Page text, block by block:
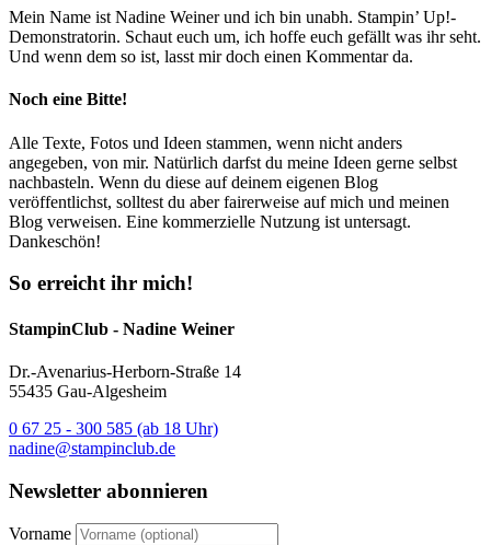
Mein Name ist Nadine Weiner und ich bin unabh. Stampin’ Up!-
Demonstratorin. Schaut euch um, ich hoffe euch gefällt was ihr seht.
Und wenn dem so ist, lasst mir doch einen Kommentar da.
Noch eine Bitte!
Alle Texte, Fotos und Ideen stammen, wenn nicht anders
angegeben, von mir. Natürlich darfst du meine Ideen gerne selbst
nachbasteln. Wenn du diese auf deinem eigenen Blog
veröffentlichst, solltest du aber fairerweise auf mich und meinen
Blog verweisen. Eine kommerzielle Nutzung ist untersagt.
Dankeschön!
So erreicht ihr mich!
StampinClub - Nadine Weiner
Dr.-Avenarius-Herborn-Straße 14
55435 Gau-Algesheim
0 67 25 - 300 585 (ab 18 Uhr)
nadine@stampinclub.de
Newsletter abonnieren
Vorname